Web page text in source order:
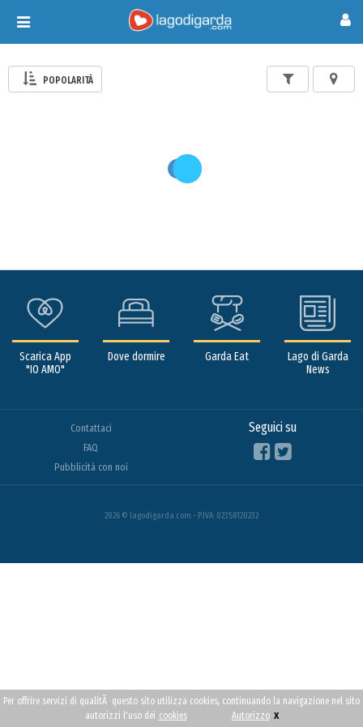
Toggle
navigation
POPOLARITÀ
Scarica App
"IO AMO"
Dove dormire Garda Eat
Lago di Garda
News
Contattaci
FAQ
Pubblicità con noi
Seguici su
2026 © lagodigarda.com - P.IVA: 02358120232
Per offrire servizi di qualitÃ questo sito utilizza cookies, continuando la navigazione nel sito
autorizzi l'uso dei cookies Autorizzo x